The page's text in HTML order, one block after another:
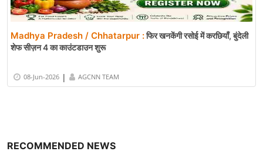
RECOMMENDED NEWS
Madhya Pradesh / Chhatarpur :फिर खनकेंगी रसोई में करछियाँ, बुंदेली
शेफ सीज़न 4 का काउंटडाउन शुरू
08-Jun-2026 | AGCNN TEAM